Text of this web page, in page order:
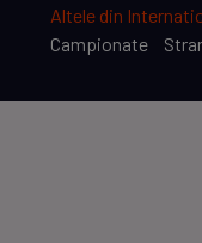
Altele din
Campionate